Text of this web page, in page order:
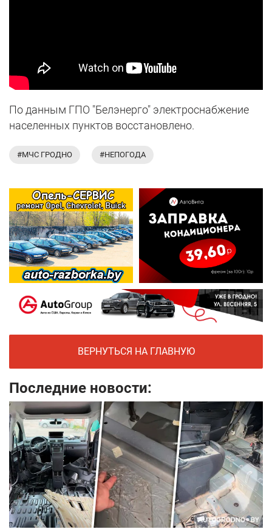
По данным ГПО "Белэнерго" электроснабжение
населенных пунктов восстановлено.
#МЧС ГРОДНО #НЕПОГОДА
ВЕРНУТЬСЯ НА ГЛАВНУЮ
Последние новости: